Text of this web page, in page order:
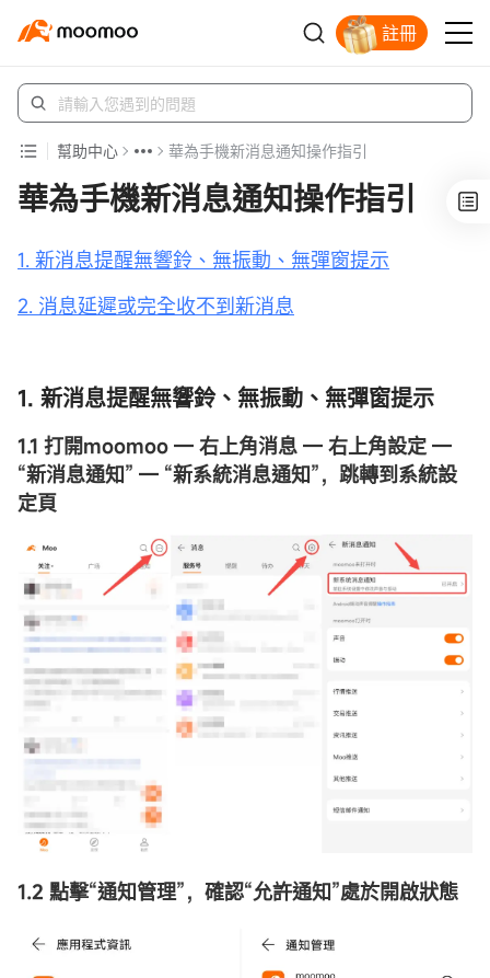
註冊
幫助中心 華為手機新消息通知操作指引
華為手機新消息通知操作指引
1. 新消息提醒無響鈴、無振動、無彈窗提示
2. 消息延遲或完全收不到新消息
1. 新消息提醒無響鈴、無振動、無彈窗提示
1.1 打開moomoo — 右上角消息 — 右上角設定 —
“新消息通知” — “新系統消息通知”，跳轉到系統設
定頁
1.2 點擊“通知管理”，確認“允許通知”處於開啟狀態